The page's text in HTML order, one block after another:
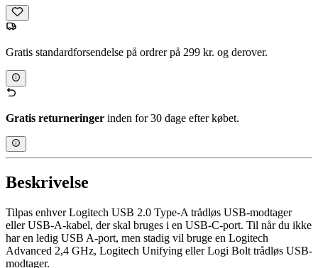
Gratis standardforsendelse på ordrer på 299 kr. og derover.
Gratis returneringer inden for 30 dage efter købet.
Beskrivelse
Tilpas enhver Logitech USB 2.0 Type-A trådløs USB-modtager
eller USB-A-kabel, der skal bruges i en USB-C-port. Til når du ikke
har en ledig USB A-port, men stadig vil bruge en Logitech
Advanced 2,4 GHz, Logitech Unifying eller Logi Bolt trådløs USB-
modtager.